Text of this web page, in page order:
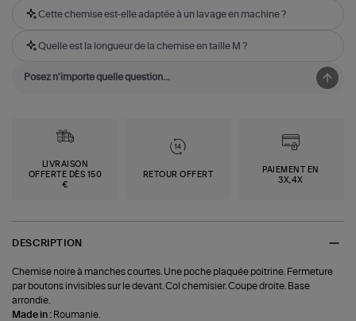
Cette chemise est-elle adaptée à un lavage en machine ?
Quelle est la longueur de la chemise en taille M ?
LIVRAISON
OFFERTE DÈS 150
€
RETOUR OFFERT
PAIEMENT EN
3X,4X
DESCRIPTION
Chemise noire à manches courtes. Une poche plaquée poitrine. Fermeture
par boutons invisibles sur le devant. Col chemisier. Coupe droite. Base
arrondie.
Made in : Roumanie.